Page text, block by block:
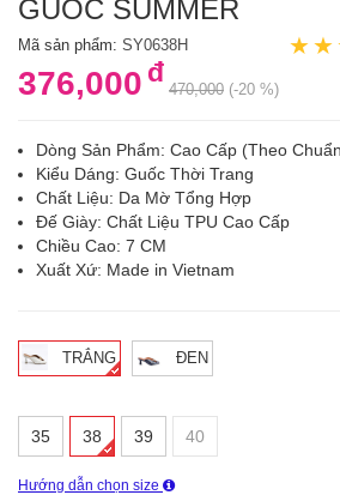
GUỐC SUMMER
Mã sản phẩm: SY0638H
376,000 đ
470,000 (-20 %)
Dòng Sản Phẩm: Cao Cấp (Theo
Kiểu Dáng: Guốc Thời Trang
Chất Liệu: Da Mờ Tổng Hợp
Đế Giày: Chất Liệu TPU Cao Cấp
Chiều Cao: 7 CM
Xuất Xứ: Made in Vietnam
TRẮNG ĐEN
35 38 39 40
Hướng dẫn chọn size